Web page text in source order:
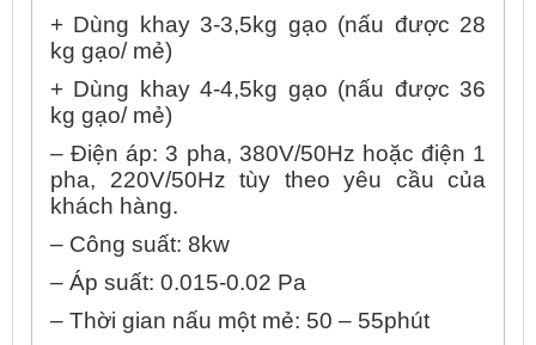
+ Dùng khay 3-3,5kg gạo (nấu được 28
kg gạo/ mẻ)
+ Dùng khay 4-4,5kg gạo (nấu được 36
kg gạo/ mẻ)
– Điện áp: 3 pha, 380V/50Hz hoặc điện 1
pha, 220V/50Hz tùy theo yêu cầu của
khách hàng.
– Công suất: 8kw
– Áp suất: 0.015-0.02 Pa
– Thời gian nấu một mẻ: 50 – 55phút